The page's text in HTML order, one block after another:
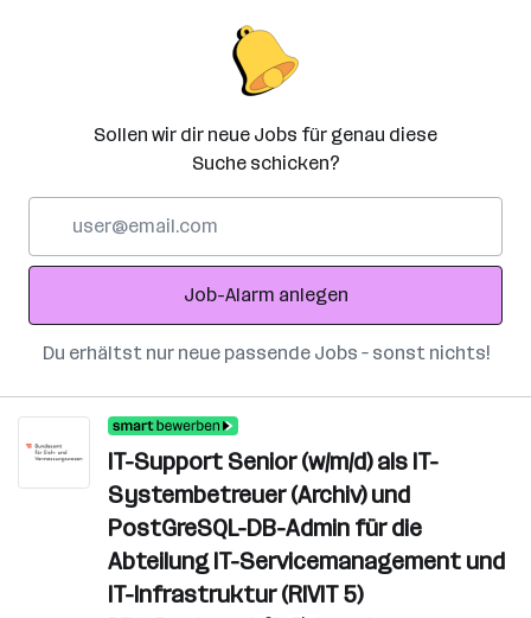
Sollen wir dir neue Jobs für genau diese
Suche schicken?
Adresse
Job-Alarm anlegen
Du erhältst nur neue passende Jobs – sonst nichts!
IT-Support Senior (w/m/d) als IT-
Systembetreuer (Archiv) und
PostGreSQL-DB-Admin für die
Abteilung IT-Servicemanagement und
IT-Infrastruktur (RIVIT 5)